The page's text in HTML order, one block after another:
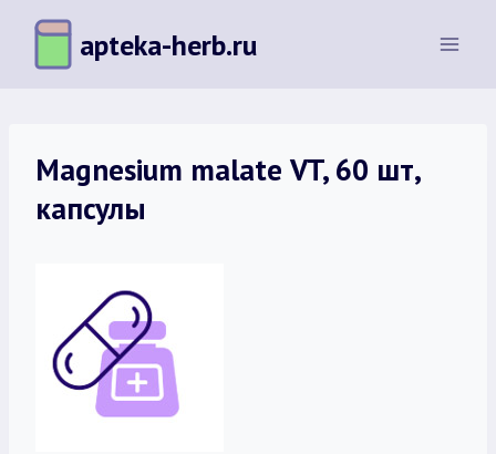
Перейти
содержимому
apteka-herb.ru
Magnesium malatе VT, 60 шт,
капсулы